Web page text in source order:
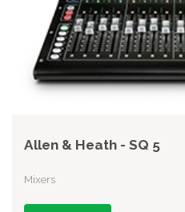
Allen & Heath - SQ 5
Mixers